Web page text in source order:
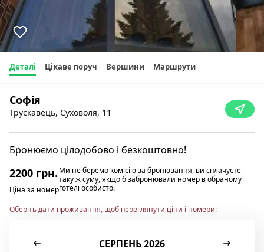
Деталі Цікаве поруч Вершини Маршрути
Софія
Трускавець, Суховоля, 11
Бронюємо цілодобово і безкоштовно!
2200 грн.
Ціна за номер
Ми не беремо комісію за бронювання, ви сплачуєте
таку ж суму, якщо б забронювали номер в обраному
готелі особисто.
Оберіть дати проживання, щоб переглянути ціни і номери:
СЕРПЕНЬ 2026